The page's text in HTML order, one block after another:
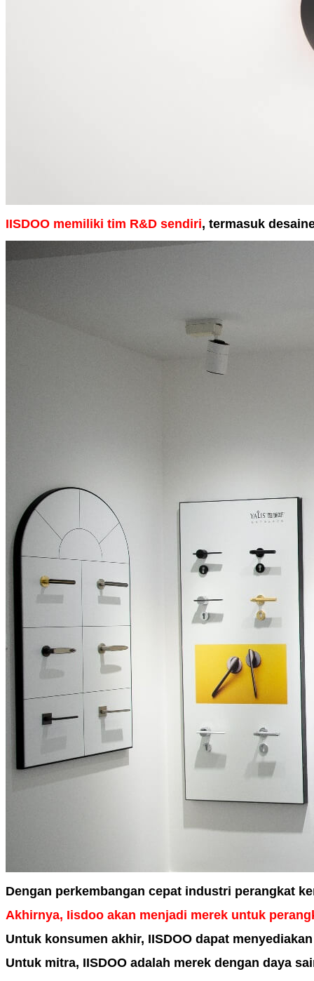
IISDOO memiliki tim R&D sendiri, termasuk
Dengan perkembangan cepat industri perangkat
Akhirnya, Iisdoo akan menjadi merek untuk
Untuk konsumen akhir, IISDOO dapat
Untuk mitra, IISDOO adalah merek dengan daya